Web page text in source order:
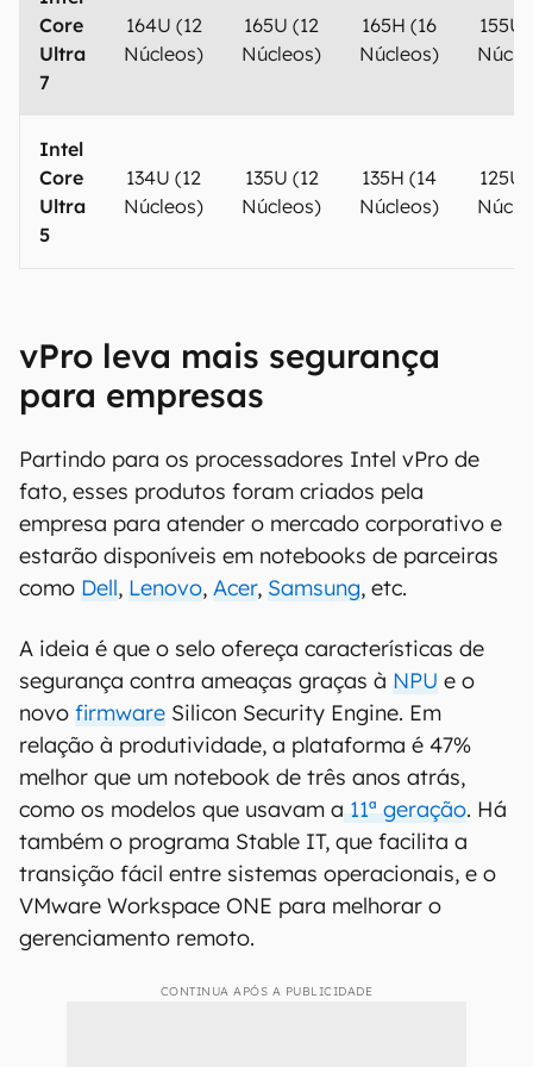
Core
Ultra
7
164U (12
Núcleos)
165U (12
Núcleos)
165H (16
Núcleos)
155U
Intel
Core
Ultra
5
134U (12
Núcleos)
135U (12
Núcleos)
135H (14
Núcleos)
125U
vPro leva mais segurança
para empresas
Partindo para os processadores Intel vPro de
fato, esses produtos foram criados pela
empresa para atender o mercado corporativo e
estarão disponíveis em notebooks de parceiras
como Dell, Lenovo, Acer, Samsung, etc.
A ideia é que o selo ofereça características de
segurança contra ameaças graças à NPU e o
novo firmware Silicon Security Engine. Em
relação à produtividade, a plataforma é 47%
melhor que um notebook de três anos atrás,
como os modelos que usavam a 11ª geração. Há
também o programa Stable IT, que facilita a
transição fácil entre sistemas operacionais, e o
VMware Workspace ONE para melhorar o
gerenciamento remoto.
CONTINUA APÓS A PUBLICIDADE